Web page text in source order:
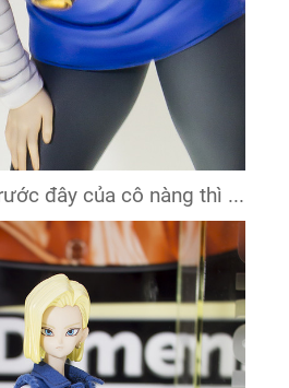
đây của cô nàng thì ...